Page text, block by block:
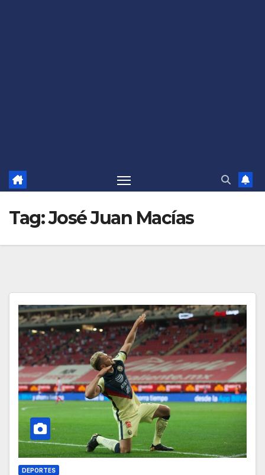
Tag:José Juan Macías
DEPORTES